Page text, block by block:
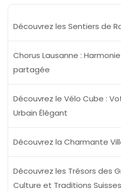
Découvrez les Sentiers de
Chorus Lausanne :
partagée
Découvrez le Vélo Cube :
Urbain Élégant
Découvrez la Charmante
Découvrez les Trésors des
Culture et Traditions Suisses